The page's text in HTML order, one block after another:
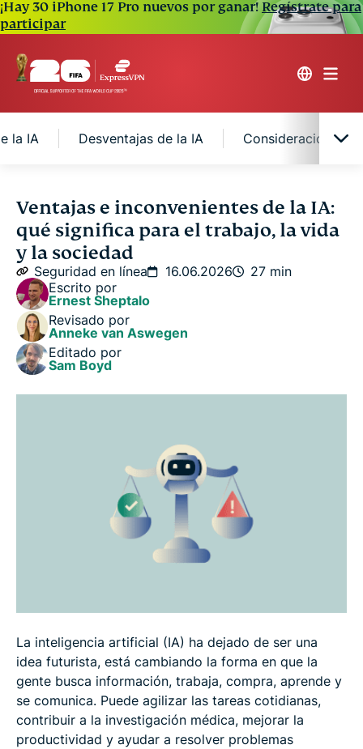
¡Hay 30 iPhone 17 Pro nuevos por ganar!Regístrate para
participar
la IA Desventajas de la IA Consideraciones
¿Qué es la inteligencia artificial?
Ventajas de la IA
Desventajas de la IA
Consideraciones éticas sobre la IA
Ventajas e inconvenientes de la IA:
qué significa para el trabajo, la vida
y la sociedad
Seguridad en línea 16.06.2026
27 min
Escrito por
Ernest Sheptalo
Revisado por
Anneke van Aswegen
Editado por
Sam Boyd
La inteligencia artificial (IA) ha dejado de ser una
idea futurista, está cambiando la forma en que la
gente busca información, trabaja, compra, aprende y
se comunica. Puede agilizar las tareas cotidianas,
contribuir a la investigación médica, mejorar la
productividad y ayudar a resolver problemas